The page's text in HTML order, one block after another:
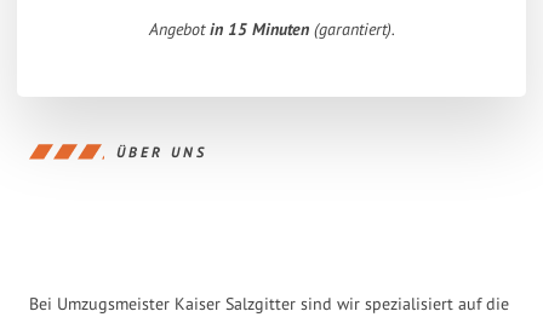
Angebotin 15 Minuten(garantiert).
ÜBER UNS
Bei Umzugsmeister Kaiser Salzgitter sind wir spezialisiert auf die